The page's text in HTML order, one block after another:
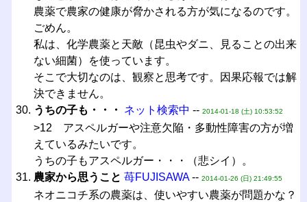
農薬で農家の健康が脅かされる方が気になるのです。
ごめん。
私は、化学農薬と天敵（昆虫やダニ、見ることの出来
ない細菌）を使っています。
そこで大切なのは、観察と思考です。因果応報では解
決できません。
うちの子も・・・
ネット検索中 -- 2014-01-18 (土) 10:53:52
>12 アスペルガーや注意欠陥・多動性障害の方が増
えているみたいです。
うちの子もアスペルガー・・・（悲シイ）。
農家から思うこと 苺FUJISAWA-- 2014-01-26 (日) 21:49:55
ネオニコチ系の農薬は、使いやすい農薬が問題かな？